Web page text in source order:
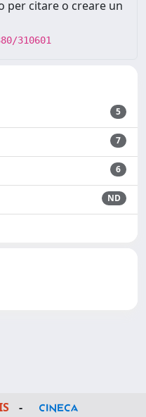
per citare o creare un
310601
5
7
6
ND
-